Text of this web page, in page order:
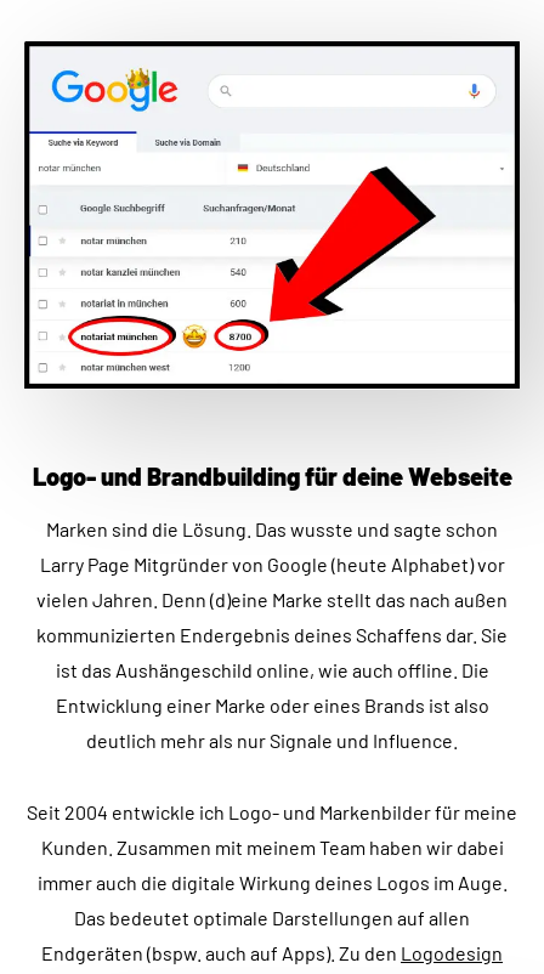
Logo- und Brandbuilding für deine Webseite
Marken sind die Lösung. Das wusste und sagte schon
Larry Page Mitgründer von Google (heute Alphabet) vor
vielen Jahren. Denn (d)eine Marke stellt das nach außen
kommunizierten Endergebnis deines Schaffens dar. Sie
ist das Aushängeschild online, wie auch offline. Die
Entwicklung einer Marke oder eines Brands ist also
deutlich mehr als nur Signale und Influence.
Seit 2004 entwickle ich Logo- und Markenbilder für meine
Kunden. Zusammen mit meinem Team haben wir dabei
immer auch die digitale Wirkung deines Logos im Auge.
Das bedeutet optimale Darstellungen auf allen
Endgeräten (bspw. auch auf Apps). Zu den Logodesign